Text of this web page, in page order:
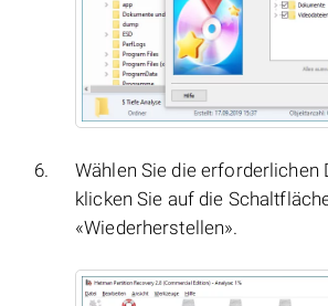
Wählen Sie die erforderlichen
klicken Sie auf die
«Wiederherstellen».